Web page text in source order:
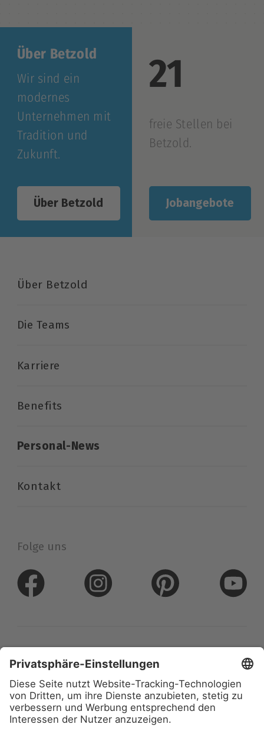
Über Betzold
Wir sind ein
modernes
Unternehmen mit
Tradition und
Zukunft.
Über Betzold
21
freie Stellen bei
Betzold.
Jobangebote
Über Betzold
Die Teams
Karriere
Benefits
Personal-News
Kontakt
Folge uns
Datenschutz
Impressum